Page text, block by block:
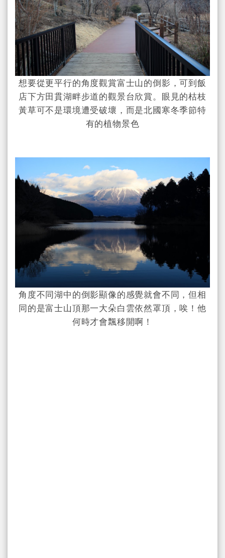
想要從更平行的角度觀賞富士山的倒影，可到飯
店下方田貫湖畔步道的觀景台欣賞。眼見的枯枝
黃草可不是環境遭受破壞，而是北國寒冬季節特
有的植物景色
角度不同湖中的倒影顯像的感覺就會不同，但相
同的是富士山頂那一大朵白雲依然罩頂，唉！他
何時才會飄移開啊！